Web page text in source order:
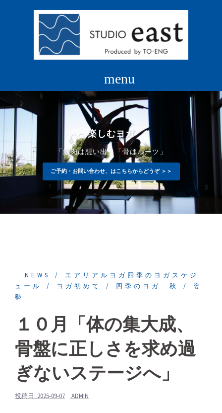
キ
楽しむヨガ
「筋肉は想い出」「骨はルーツ」
ご予約・お問い合わせ、はこちらからどうぞ ＞＞
NEWS
エアリアルヨガ四季のヨガスケジ
ュール
ヨガ初めて 四季のヨガ 秋
姿
勢
１０月「体の集大成、
骨盤に正しさを求め過
ぎないステージへ」
投稿日: 2025-09-07 ADMIN